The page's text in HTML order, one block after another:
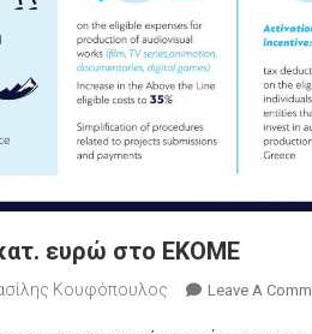
ευρώ στο ΕΚΟΜΕ
Κουφόπουλος Leave A